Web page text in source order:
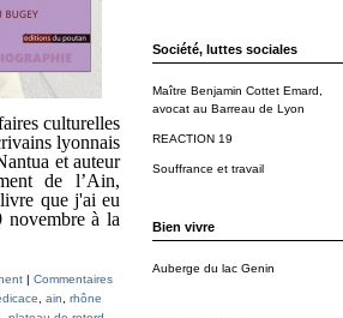
Société, luttes sociales
Maître Benjamin Cottet Emard,
avocat au Barreau de Lyon
REACTION 19
Souffrance et travail
Bien vivre
Auberge du lac Genin
culturelles
lyonnais
et auteur
de l’Ain,
que j'ai eu
novembre à la
| Commentaires
ain
rhône